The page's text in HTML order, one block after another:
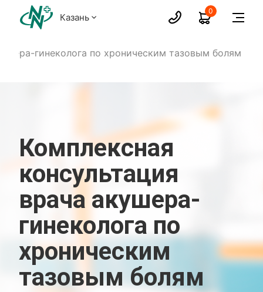
Казань
0
гинеколога по хроническим тазовым болям
Комплексная
консультация
врача акушера-
гинеколога по
хроническим
тазовым болям